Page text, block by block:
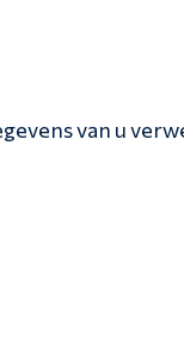
van u